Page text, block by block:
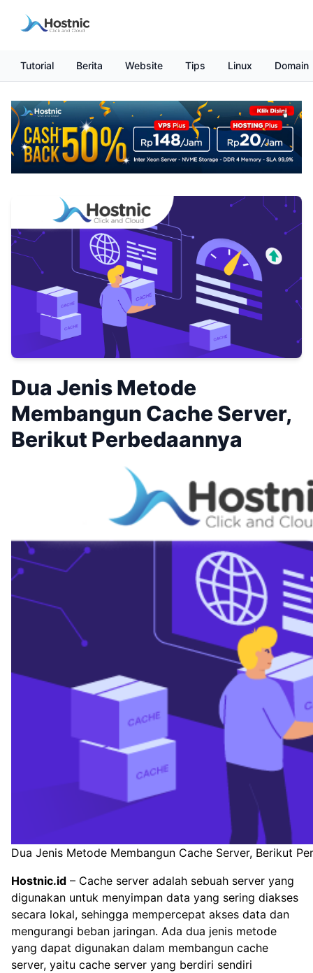
Tutorial Berita Website Tips Linux Domain
Dua Jenis Metode
Membangun Cache Server,
Berikut Perbedaannya
Dua Jenis Metode Membangun Cache Server, Berikut
Hostnic.id – Cache server adalah sebuah server yang
digunakan untuk menyimpan data yang sering diakses
secara lokal, sehingga mempercepat akses data dan
mengurangi beban jaringan. Ada dua jenis metode
yang dapat digunakan dalam membangun cache
server, yaitu cache server yang berdiri sendiri